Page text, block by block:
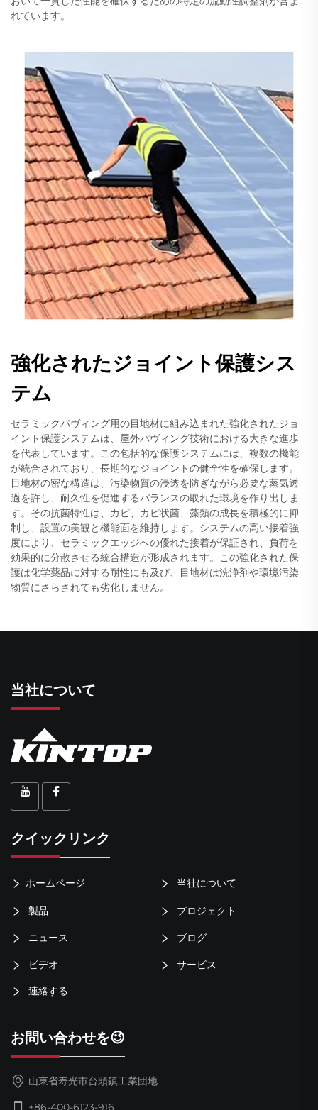
れています。
強化されたジョイント保護シス
テム
セラミックパヴィング用の目地材に組み込まれた強化されたジョ
イント保護システムは、屋外パヴィング技術における大きな進歩
を代表しています。この包括的な保護システムには、複数の機能
が統合されており、長期的なジョイントの健全性を確保します。
目地材の密な構造は、汚染物質の浸透を防ぎながら必要な蒸気透
過を許し、耐久性を促進するバランスの取れた環境を作り出しま
す。その抗菌特性は、カビ、カビ状菌、藻類の成長を積極的に抑
制し、設置の美観と機能面を維持します。システムの高い接着強
度により、セラミックエッジへの優れた接着が保証され、負荷を
効果的に分散させる統合構造が形成されます。この強化された保
護は化学薬品に対する耐性にも及び、目地材は洗浄剤や環境汚染
物質にさらされても劣化しません。
当社について
クイックリンク
ホームページ 当社について
製品 プロジェクト
ニュース ブログ
ビデオ サービス
連絡する
お問い合わせを😉
山東省寿光市台頭鎮工業団地
+86-400-6123-916